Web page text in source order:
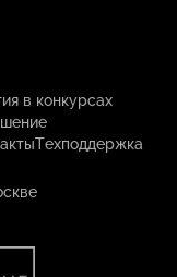
в конкурсах
Техподдержка